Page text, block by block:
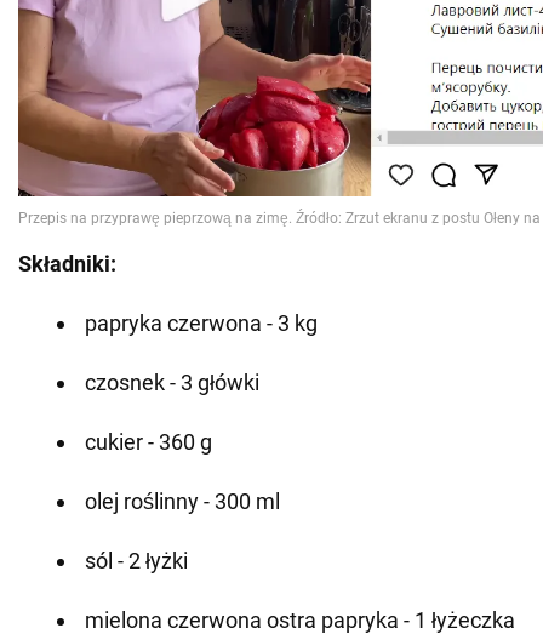
Składniki:
papryka czerwona - 3 kg
czosnek - 3 główki
cukier - 360 g
olej roślinny - 300 ml
sól - 2 łyżki
mielona czerwona ostra papryka - 1 łyżeczka